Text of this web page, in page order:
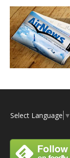
Select Language ▼